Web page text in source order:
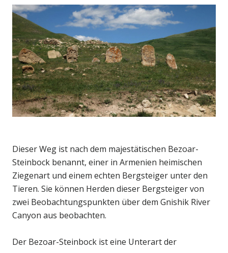
Dieser Weg ist nach dem majestätischen Bezoar-
Steinbock benannt, einer in Armenien heimischen
Ziegenart und einem echten Bergsteiger unter den
Tieren. Sie können Herden dieser Bergsteiger von
zwei Beobachtungspunkten über dem Gnishik River
Canyon aus beobachten.
Der Bezoar-Steinbock ist eine Unterart der